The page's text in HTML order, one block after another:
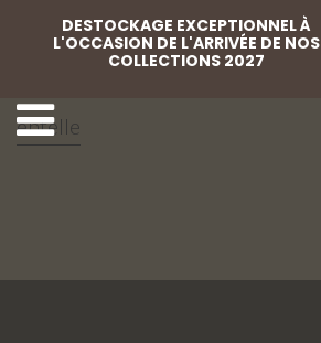
entelle
DESTOCKAGE EXCEPTIONNEL À
L'OCCASION DE L'ARRIVÉE DE NOS
COLLECTIONS 2027